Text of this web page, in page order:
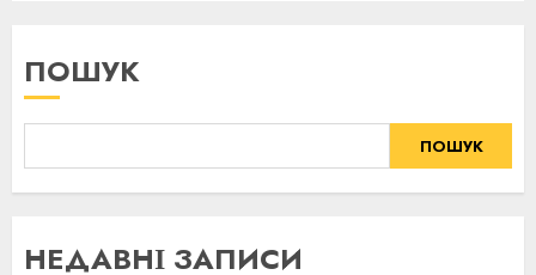
ПОШУК
ПОШУК
НЕДАВНІ ЗАПИСИ